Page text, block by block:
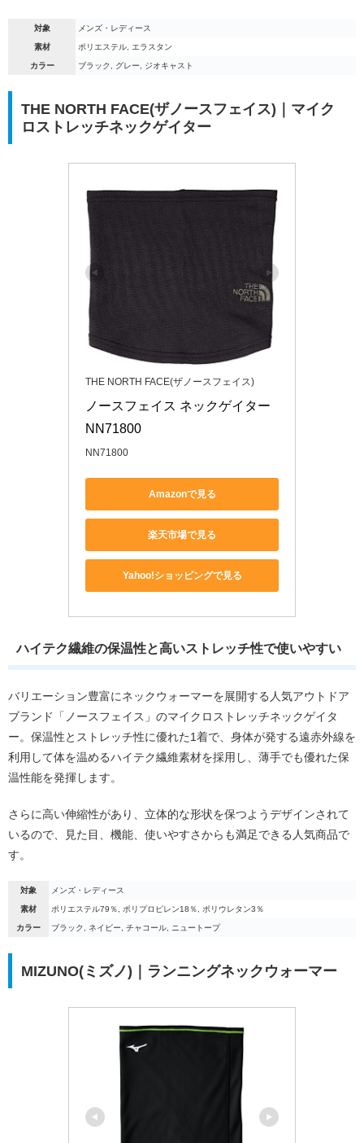
対象 メンズ・レディース
素材 ポリエステル, エラスタン
カラー ブラック, グレー, ジオキャスト
THE NORTH FACE(ザノースフェイス)｜マイク
ロストレッチネックゲイター
THE NORTH FACE(ザノースフェイス)
ノースフェイス ネックゲイター
NN71800
NN71800
Amazonで見る
楽天市場で見る
Yahoo!ショッピングで見る
ハイテク繊維の保温性と高いストレッチ性で使いやすい
バリエーション豊富にネックウォーマーを展開する人気アウトドア
ブランド「ノースフェイス」のマイクロストレッチネックゲイタ
ー。保温性とストレッチ性に優れた1着で、身体が発する遠赤外線を
利用して体を温めるハイテク繊維素材を採用し、薄手でも優れた保
温性能を発揮します。
さらに高い伸縮性があり、立体的な形状を保つようデザインされて
いるので、見た目、機能、使いやすさからも満足できる人気商品で
す。
対象 メンズ・レディース
素材 ポリエステル79％, ポリプロピレン18％, ポリウレタン3％
カラー ブラック, ネイビー, チャコール, ニュートープ
MIZUNO(ミズノ)｜ランニングネックウォーマー